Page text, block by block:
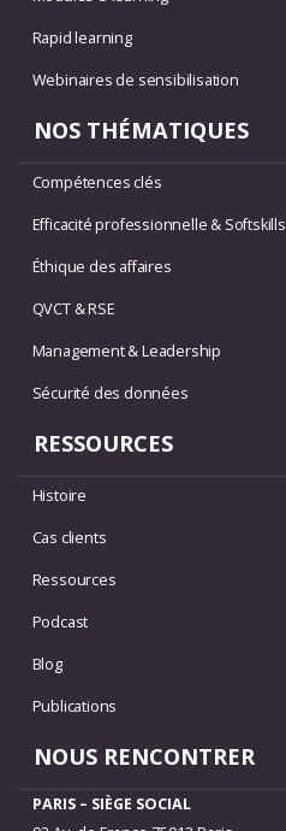
Rapid learning
Webinaires de sensibilisation
NOS THÉMATIQUES
Compétences clés
Efficacité professionnelle & Softskills
Éthique des affaires
QVCT & RSE
Management & Leadership
Sécurité des données
RESSOURCES
Histoire
Cas clients
Ressources
Podcast
Blog
Publications
NOUS RENCONTRER
PARIS – SIÈGE SOCIAL